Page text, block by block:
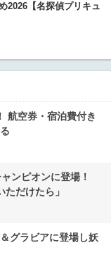
2026【名探偵プリキュ
航空券・宿泊費付き
ンピオンに登場！
ただけたら」
グラビアに登場し妖